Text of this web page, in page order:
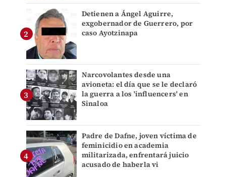
Detienen a Ángel Aguirre,
exgobernador de Guerrero, por
caso Ayotzinapa
Narcovolantes desde una
avioneta: el día que se le declaró
la guerra a los 'influencers' en
Sinaloa
Padre de Dafne, joven víctima de
feminicidio en academia
militarizada, enfrentará juicio
acusado de haberla vi